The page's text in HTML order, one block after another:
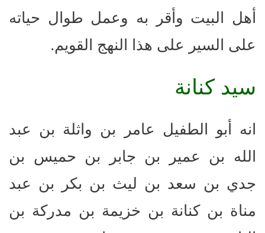
أهل البيت وأقر به وعمل طوال حياته
على السير على هذا النهج القويم.
سيد كنانة
انه أبو الطفيل عامر بن واثلة بن عبد
الله بن عمير بن جابر بن حميس بن
جدي بن سعد بن ليث بن بكر بن عبد
مناة بن كنانة بن خزيمة بن مدركة بن